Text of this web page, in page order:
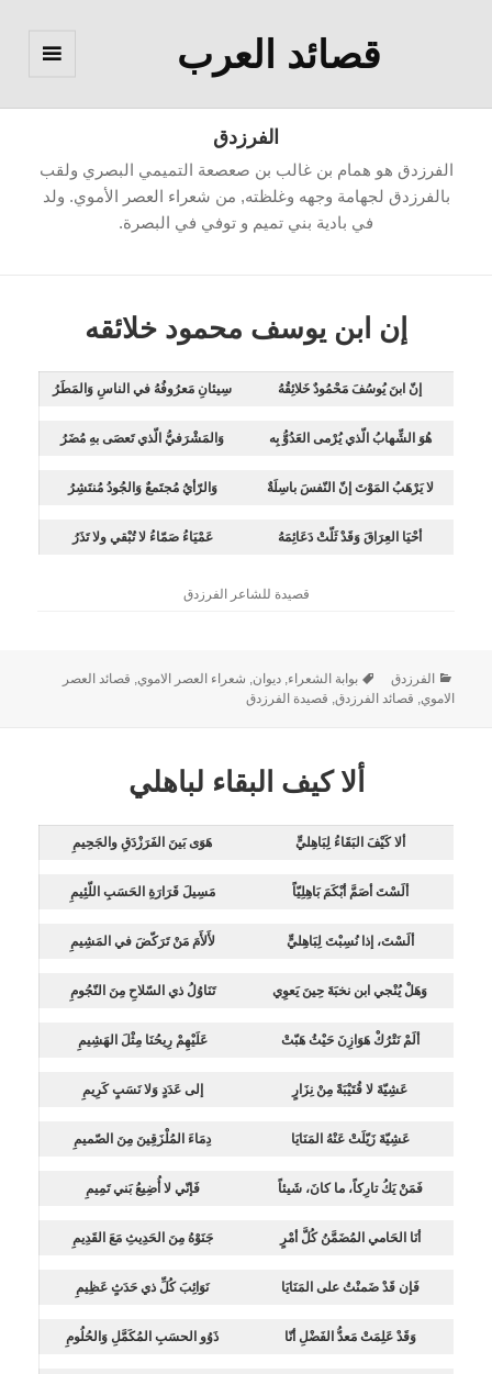
قصائد العرب
الفرزدق
الفرزدق هو همام بن غالب بن صعصعة التميمي البصري ولقب
بالفرزدق لجهامة وجهه وغلظته, من شعراء العصر الأموي. ولد
في بادية بني تميم و توفي في البصرة.
إن ابن يوسف محمود خلائقه
إنّ ابنَ يُوسُفَ مَحْمُودٌ خَلائِقُهُ سِيئانِ مَعرُوفُهُ في الناسِ وَالمَطَرُ
هُوَ الشِّهابُ الّذي يُرْمى العَدُوُّ بِه وَالمَشْرَفيُّ الّذي تَعصَى بهِ مُضَرُ
لا يَرْهَبُ المَوْتَ إنّ النّفسَ باسِلَةٌ وَالرّأيُ مُجتَمعٌ وَالجُودُ مُنتَشِرُ
أحْيَا العِرَاقَ وَقَدْ ثَلّتْ دَعَائِمَهُ عَمْيَاءُ صَمّاءُ لا تُبْقي ولا تَذَرُ
قصيدة للشاعر الفرزدق
الفرزدق بوابة الشعراء,ديوان, شعراء العصر الاموي, قصائد العصر
الاموي, قصائد الفرزدق, قصيدة الفرزدق
ألا كيف البقاء لباهلي
ألا كَيْفَ البَقَاءُ لِبَاهِليٍّ هَوَى بَينَ الفَرَزْدَقِ والجَحِيمِ
ألَسْتَ أصَمَّ أبْكَمَ بَاهِلِيّاً مَسِيلَ قَرَارَةِ الحَسَبِ اللّئِيمِ
ألَسْتَ، إذا نُسِبْتَ لِبَاهِليٍّ لأَلأَمَ مَنْ تَرَكّضَ في المَشِيمِ
وَهَلْ يُنْجي ابن نخبَةَ حِينَ يَعوِي تَنَاوُلُ ذي السّلاحِ مِنَ النّجُومِ
ألَمْ نَتْرُكْ هَوَازِنَ حَيْثُ هَبّتْ عَلَيْهِمْ رِيحُنَا مِثْلَ الهَشِيمِ
عَشِيّةَ لا قُتَيْبَةً مِنْ نِزَارٍ إلى عَدَدٍ وَلا نَسَبٍ كَرِيمِ
عَشِيّةَ زَيّلَتْ عَنْهُ المَنَايَا دِمَاءَ المُلْزَقِينَ مِنَ الصّميمِ
فَمَنْ يَكُ تارِكاً، ما كانَ، شَيئاً فَإنّي لا أُضِيعُ بَني تَمِيمِ
أنَا الحَامي المُضَمَّنُ كُلَّ أمْرٍ جَنَوْهُ مِنَ الحَدِيثِ مَعَ القَدِيمِ
فَإن قَدْ ضَمنْتُ على المَنَايَا نَوَائِبَ كُلِّ ذي حَدَثٍ عَظِيمِ
وَقَدْ عَلِمَتْ مَعدُّ الفَضْلِ أنّا ذَوُو الحسَبِ المُكَمَّلِ وَالحُلُومِ